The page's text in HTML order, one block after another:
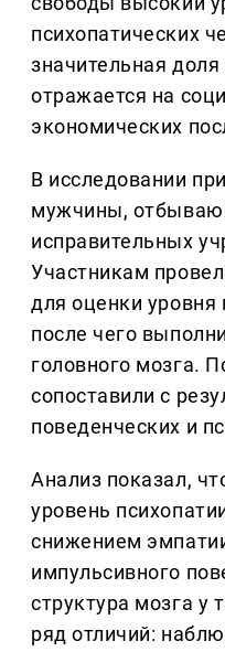
психопатических
значительная
отражается на
экономических
В исследовании
мужчины,
исправительных
Участникам
для оценки уровня
после чего
головного мозга.
сопоставили с
поведенческих и
Анализ показал,
уровень
снижением
импульсивного
структура мозга у
ряд отличий: